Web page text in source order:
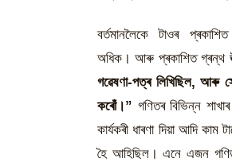
বৰ্তমানলৈকে টাওৰ
অধিক। আৰু প্ৰকাশিত গ্ৰন্থ
গৱেষণা-পত্ৰ লিখিছিল, আৰু
কৰোঁ।” গণিতৰ বিভিন্ন
কাৰ্যকৰী ধাৰণা দিয়া আদি
হৈ আহিছিল। এনে এজন